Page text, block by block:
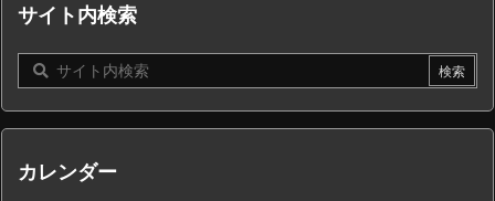
サイト内検索
カレンダー